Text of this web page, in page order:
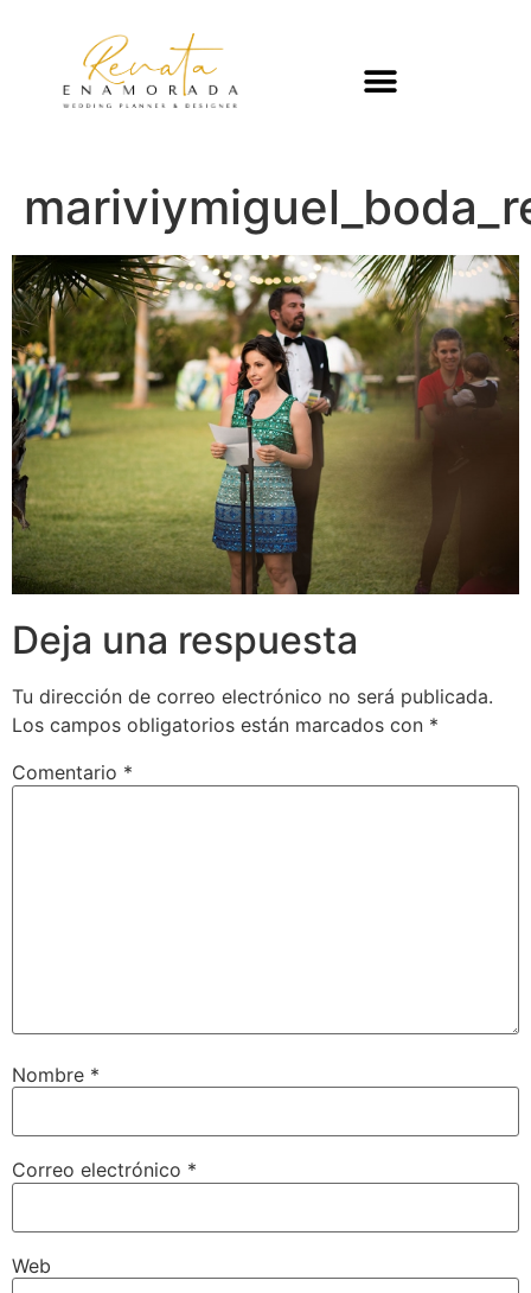
Deja una respuesta
Tu dirección de correo electrónico no será publicada.
Los campos obligatorios están marcados con *
Comentario *
Nombre *
Correo electrónico *
Web